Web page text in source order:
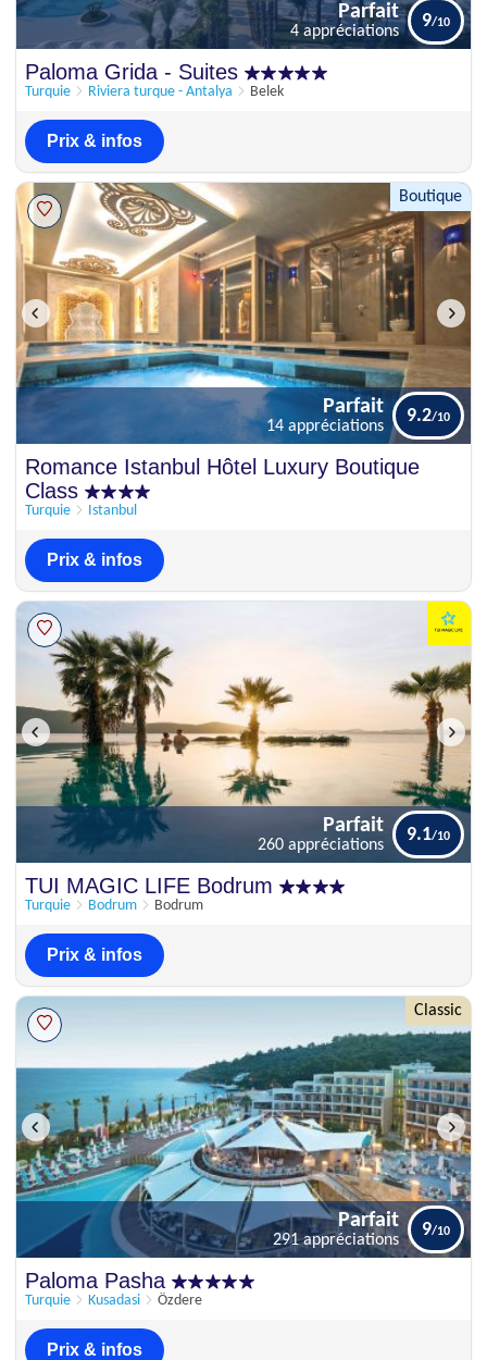
Paloma Grida - Suites
Turquie Riviera turque - Antalya Belek
Parfait
4 appréciations
9
Prix & infos
Boutique
Parfait
14 appréciations
9.2
Romance Istanbul Hôtel Luxury Boutique
Class
Turquie Istanbul
Parfait
14 appréciations
9.2
Prix & infos
Parfait
TUI MAGIC LIFE Bodrum
Turquie Bodrum Bodrum
Parfait
260 appréciations
9.1
Prix & infos
Classic
Paloma Pasha
Turquie Kusadasi Özdere
Parfait
291 appréciations
9
Prix & infos